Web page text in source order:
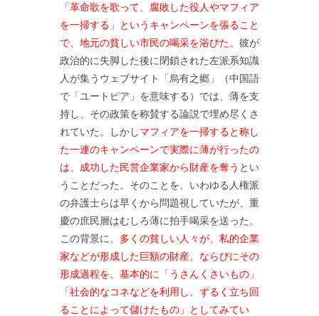
「革命歌を歌って、腐敗した役人やマフィア
を一掃する」というキャンペーンを張ること
で、地元の貧しい市民の喝采を浴びた。 彼が
政治的に失脚した後に閉鎖された左派系知識
人が集うウェブサイト「烏有之郷」（中国語
で「ユートピア」を意味する）では、薄を支
持し、その政策を称賛する論説で埋め尽くさ
れていた。しかしマフィアを一掃すると称し
た一連のキャンペーンで実際に薄が行ったの
は、成功した民営企業家から財産を奪う とい
うことだった。そのことを、いわゆる人権派
の弁護士らは早くから問題視していたが、重
慶の庶民層はむしろ薄に拍手喝采を送った。
この背景に、 多くの貧しい人々が、私的企業
家などが形成した巨額の財産、ならびにその
形成過程を、基本的に「うさんくさいもの」
「社会的なコネなどを利用し、ずるく立ち回
ることによって儲けたもの」としてみてい